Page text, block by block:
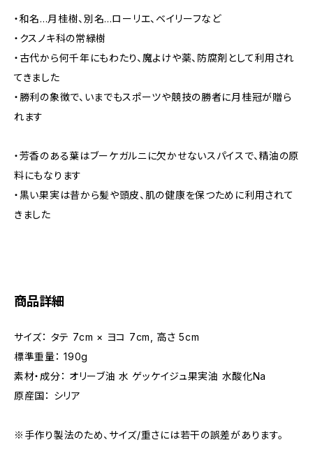
・和名...月桂樹、別名...ローリエ、ベイリーフなど
・クスノキ科の常緑樹
・古代から何千年にもわたり、魔よけや薬、防腐剤として利用され
てきました
・勝利の象徴で、いまでもスポーツや競技の勝者に月桂冠が贈ら
れます
・芳香のある葉はブーケガルニに欠かせないスパイスで、精油の原
料にもなります
・黒い果実は昔から髪や頭皮、肌の健康を保つために利用されて
きました
商品詳細
サイズ： タテ 7cm × ヨコ 7cm, 高さ 5cm
標準重量： 190g
素材・成分： オリーブ油 水 ゲッケイジュ果実油 水酸化Na
原産国： シリア
※手作り製法のため、サイズ/重さには若干の誤差があります。